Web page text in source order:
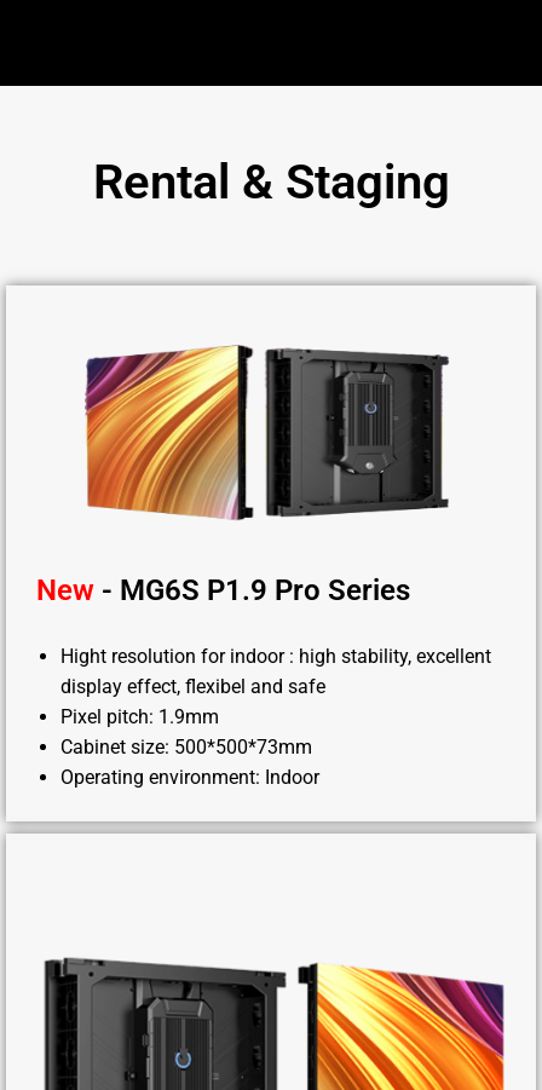
Rental & Staging
New - MG6S P1.9 Pro Series
Hight resolution for indoor : high stability, excellent
display effect, flexibel and safe
Pixel pitch: 1.9mm
Cabinet size: 500*500*73mm
Operating environment: Indoor